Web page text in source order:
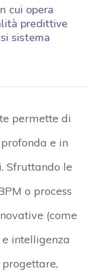
cui opera
predittive
sistema
permette di
e in
Sfruttando le
o process
(come
intelligenza